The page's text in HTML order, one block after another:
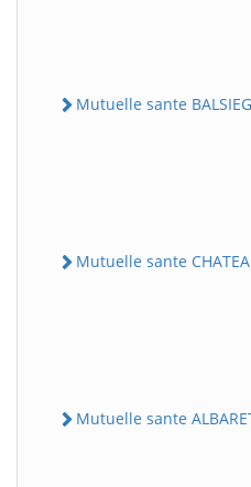
Mutuelle sante
Mutuelle sante
Mutuelle sante